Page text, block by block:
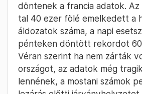
döntenek a francia adatok.
tal 40 ezer fölé emelkedett a
áldozatok száma, a napi
pénteken döntött rekordot
Véran szerint ha nem zárták
országot, az adatok még
lennének, a mostani számok